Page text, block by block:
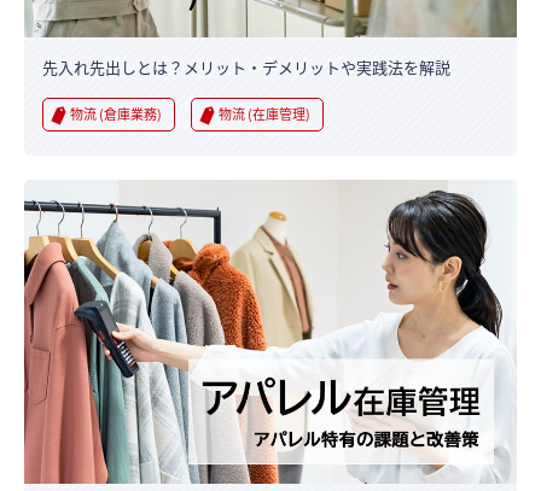
先入れ先出しとは？メリット・デメリットや実践法を解説
物流 (倉庫業務) 物流 (在庫管理)